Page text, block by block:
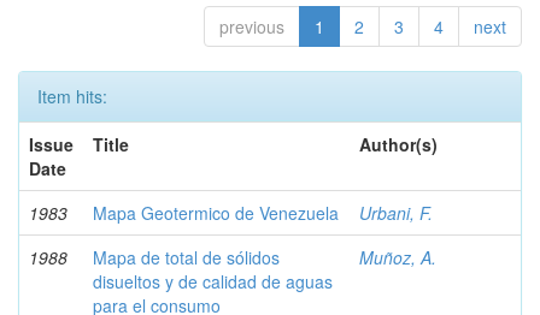
previous 1 2 3 4 next
Item hits:
Issue
Date
Title Author(s)
1983 Mapa Geotermico de Venezuela
Urbani, F.
1988
Mapa de total de sólidos
disueltos y de calidad de aguas
para el consumo
Muñoz, A.